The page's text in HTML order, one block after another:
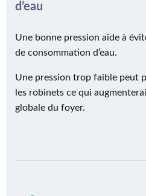
d’eau
Une bonne pression aide à
de consommation d’eau.
Une pression trop faible peut
les robinets ce qui
globale du foyer.